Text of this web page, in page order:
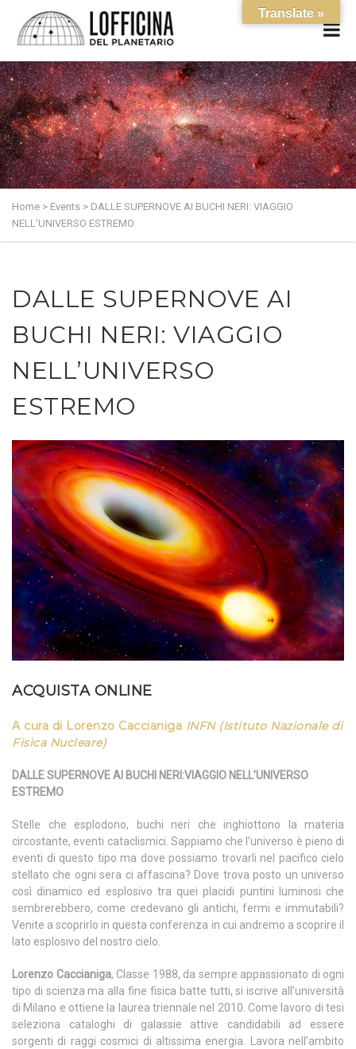
Home > Events > DALLE SUPERNOVE AI BUCHI NERI: VIAGGIO
NELL’UNIVERSO ESTREMO
DALLE SUPERNOVE AI
BUCHI NERI: VIAGGIO
NELL’UNIVERSO
ESTREMO
ACQUISTA ONLINE
A cura di Lorenzo Caccianiga INFN (Istituto Nazionale di
Fisica Nucleare)
DALLE SUPERNOVE AI BUCHI NERI:VIAGGIO NELL’UNIVERSO
ESTREMO
Stelle che esplodono, buchi neri che inghiottono la materia
circostante, eventi cataclismici. Sappiamo che l’universo è pieno di
eventi di questo tipo ma dove possiamo trovarli nel pacifico cielo
stellato che ogni sera ci affascina? Dove trova posto un universo
così dinamico ed esplosivo tra quei placidi puntini luminosi che
sembrerebbero, come credevano gli antichi, fermi e immutabili?
Venite a scoprirlo in questa conferenza in cui andremo a scoprire il
lato esplosivo del nostro cielo.
Lorenzo Caccianiga, Classe 1988, da sempre appassionato di ogni
tipo di scienza ma alla fine fisica batte tutti, si iscrive all’università
di Milano e ottiene la laurea triennale nel 2010. Come lavoro di tesi
seleziona cataloghi di galassie attive candidabili ad essere
sorgenti di raggi cosmici di altissima energia. Lavora nell’ambito
Translate »